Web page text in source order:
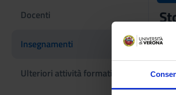
Docenti
Insegnamenti
Ulteriori attività formative